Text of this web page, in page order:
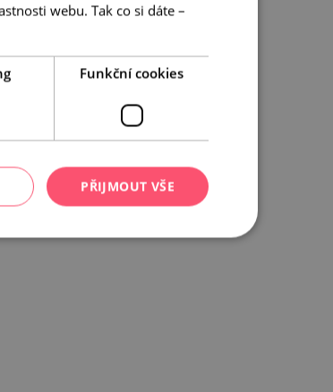
místní rozvoj.
webu. Tak co si dáte –
Funkční cookies
PŘIJMOUT VŠE